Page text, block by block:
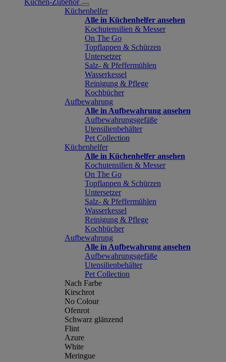
Küchen-Zubehör
Küchenhelfer
Alle in Küchenhelfer ansehen
Kochutensilien & Messer
On The Go
Topflappen & Schürzen
Untersetzer
Salz- & Pfeffermühlen
Wasserkessel
Reinigung & Pflege
Kochbücher
Aufbewahrung
Alle in Aufbewahrung ansehen
Aufbewahrungsgefäße
Utensilienbehälter
Pet Collection
Küchenhelfer
Alle in Küchenhelfer ansehen
Kochutensilien & Messer
On The Go
Topflappen & Schürzen
Untersetzer
Salz- & Pfeffermühlen
Wasserkessel
Reinigung & Pflege
Kochbücher
Aufbewahrung
Alle in Aufbewahrung ansehen
Aufbewahrungsgefäße
Utensilienbehälter
Pet Collection
Nach Farbe
Kirschrot
No Colour
Ofenrot
Schwarz glänzend
Flint
Azure
White
Meringue